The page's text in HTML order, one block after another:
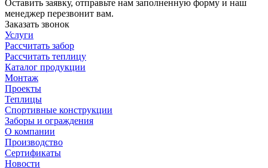
Оставить заявку, отправьте нам заполненную форму и наш
менеджер перезвонит вам.
Заказать звонок
Услуги
Рассчитать забор
Рассчитать теплицу
Каталог продукции
Монтаж
Проекты
Теплицы
Спортивные конструкции
Заборы и ограждения
О компании
Производство
Сертификаты
Новости